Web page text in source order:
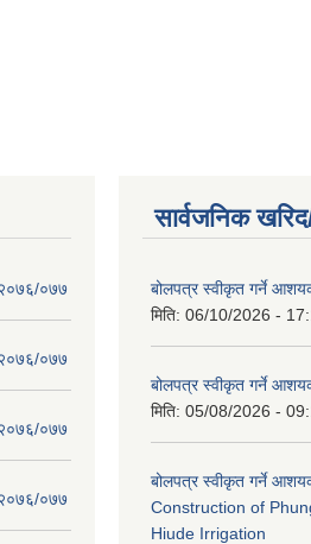
२०७६/०७७
२०७६/०७७
२०७६/०७७
२०७६/०७७
सार्वजनिक
बोलपत्र स्वीकृत गर्ने
मिति: 06/10/2026 -
बोलपत्र स्वीकृत गर्ने
मिति: 05/08/2026 -
बोलपत्र स्वीकृत गर्ने
Construction of
Hiude Irrigation